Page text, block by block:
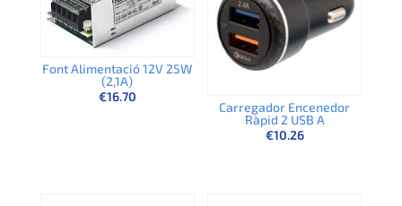
Font Alimentació 12V 25W
(2,1A)
€16.70
Carregador Encenedor
Ràpid 2 USB A
€10.26